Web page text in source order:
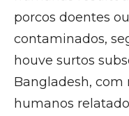
porcos doentes
contaminados,
houve surtos
Bangladesh, com
humanos